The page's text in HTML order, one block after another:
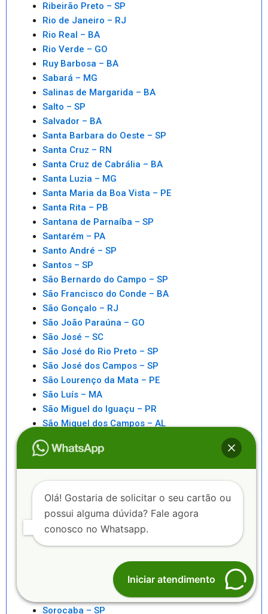
Ribeirão Preto – SP
Rio de Janeiro – RJ
Rio Real – BA
Rio Verde – GO
Ruy Barbosa – BA
Sabará – MG
Salinas de Margarida – BA
Salto – SP
Salvador – BA
Santa Barbara do Oeste – SP
Santa Cruz – RN
Santa Cruz de Cabrália – BA
Santa Luzia – MG
Santa Maria da Boa Vista – PE
Santa Rita – PB
Santana de Parnaíba – SP
Santarém – PA
Santo André – SP
Santos – SP
São Bernardo do Campo – SP
São Francisco do Conde – BA
São Gonçalo – RJ
São João Paraúna – GO
São José – SC
São José do Rio Preto – SP
São José dos Campos – SP
São Lourenço da Mata – PE
São Luís – MA
São Miguel do Iguaçu – PR
São Miguel dos Campos – AL
São Paulo – SP
São Pedro da Aldeia – RJ
São Sebastiao – SP
São Sebastião – AL
Saquarema – RJ
Senhor do Bonfim – BA
Seropédica – RJ
Sete Lagoas – MG
Sorocaba – SP
Olá! Gostaria de solicitar o seu cartão ou
possui alguma dúvida? Fale agora
conosco no Whatsapp.
Iniciar atendimento